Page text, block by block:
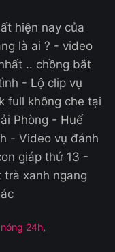
hiện nay của
là ai ? - video
.. chồng bắt
- Lộ clip vụ
full không che tại
Phòng - Huế
- Video vụ đánh
giáp thứ 13 -
trà xanh ngang
24h